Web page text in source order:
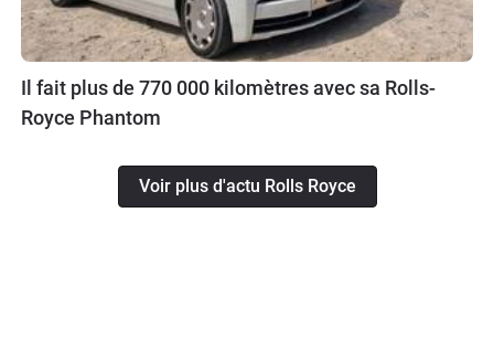
Il fait plus de 770 000 kilomètres avec sa Rolls-
Royce Phantom
Voir plus d'actu Rolls Royce